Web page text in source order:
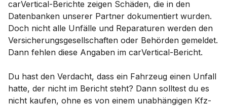
carVertical-Berichte zeigen Schäden, die in den
Datenbanken unserer Partner dokumentiert wurden.
Doch nicht alle Unfälle und Reparaturen werden den
Versicherungsgesellschaften oder Behörden gemeldet.
Dann fehlen diese Angaben im carVertical-Bericht.
Du hast den Verdacht, dass ein Fahrzeug einen Unfall
hatte, der nicht im Bericht steht? Dann solltest du es
nicht kaufen, ohne es von einem unabhängigen Kfz-